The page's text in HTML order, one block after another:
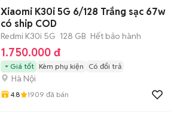
Xiaomi K30i 5G 6/128 Trắng sạc 67w
có ship COD
Redmi K30i 5G 128 GB Hết bảo hành
1.750.000 đ
Giá tốt Kèm phụ kiện Có đổi trả
Hà Nội
4.8 1909 đã bán